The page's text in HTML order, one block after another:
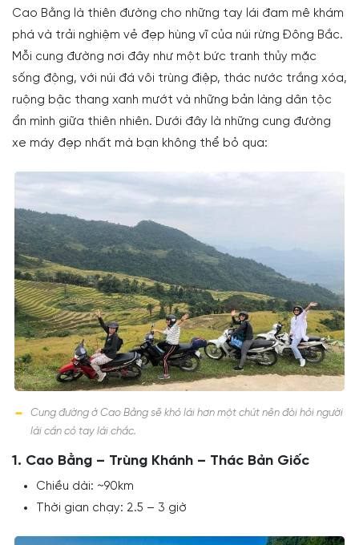
Cao Bằng là thiên đường cho những tay lái đam mê khám
phá và trải nghiệm vẻ đẹp hùng vĩ của núi rừng Đông Bắc.
Mỗi cung đường nơi đây như một bức tranh thủy mặc
sống động, với núi đá vôi trùng điệp, thác nước trắng xóa,
ruộng bậc thang xanh mướt và những bản làng dân tộc
ẩn mình giữa thiên nhiên. Dưới đây là những cung đường
xe máy đẹp nhất mà bạn không thể bỏ qua:
Cung đường ở Cao Bằng sẽ khó lái hơn một chút nên đòi hỏi người
lái cần có tay lái chắc.
1. Cao Bằng – Trùng Khánh – Thác Bản Giốc
Chiều dài: ~90km
Thời gian chạy: 2.5 – 3 giờ